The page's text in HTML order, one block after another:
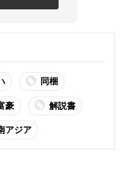
同梱
豪 解説書
アジア